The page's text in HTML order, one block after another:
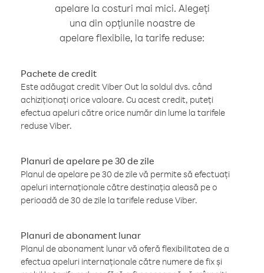
apelare la costuri mai mici. Alegeți
una din opțiunile noastre de
apelare flexibile, la tarife reduse:
Pachete de credit
Este adăugat credit Viber Out la soldul dvs. când
achiziționați orice valoare. Cu acest credit, puteți
efectua apeluri către orice număr din lume la tarifele
reduse Viber.
Planuri de apelare pe 30 de zile
Planul de apelare pe 30 de zile vă permite să efectuați
apeluri internaționale către destinația aleasă pe o
perioadă de 30 de zile la tarifele reduse Viber.
Planuri de abonament lunar
Planul de abonament lunar vă oferă flexibilitatea de a
efectua apeluri internaționale către numere de fix și